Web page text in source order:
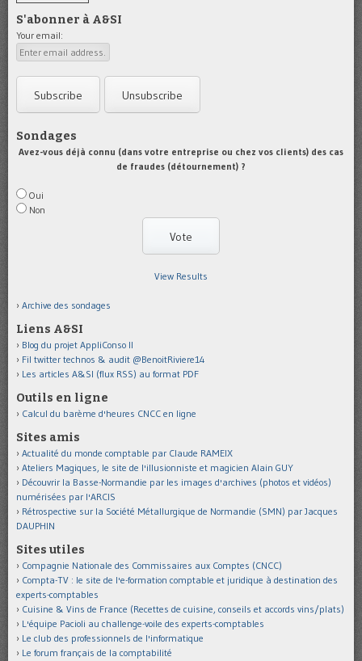
S'abonner à A&SI
Your email:
Sondages
Avez-vous déjà connu (dans votre entreprise ou chez vos clients) des cas
de fraudes (détournement) ?
Oui
Non
View Results
Archive des sondages
Liens A&SI
Blog du projet AppliConso II
Fil twitter technos & audit @BenoitRiviere14
Les articles A&SI (flux RSS) au format PDF
Outils en ligne
Calcul du barème d'heures CNCC en ligne
Sites amis
Actualité du monde comptable par Claude RAMEIX
Ateliers Magiques, le site de l'illusionniste et magicien Alain GUY
Découvrir la Basse-Normandie par les images d'archives (photos et vidéos)
numérisées par l'ARCIS
Rétrospective sur la Société Métallurgique de Normandie (SMN) par Jacques
DAUPHIN
Sites utiles
Compagnie Nationale des Commissaires aux Comptes (CNCC)
Compta-TV : le site de l'e-formation comptable et juridique à destination des
experts-comptables
Cuisine & Vins de France (Recettes de cuisine, conseils et accords vins/plats)
L'équipe Pacioli au challenge-voile des experts-comptables
Le club des professionnels de l'informatique
Le forum français de la comptabilité